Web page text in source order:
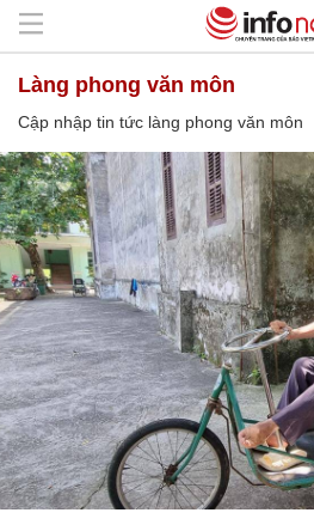
làng phong văn môn
Cập nhập tin tức làng phong văn môn